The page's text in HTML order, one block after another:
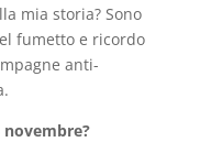
mia storia? Sono
fumetto e ricordo
anti-
novembre?